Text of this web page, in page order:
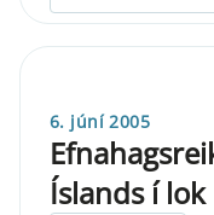
6. júní 2005
Íslands í